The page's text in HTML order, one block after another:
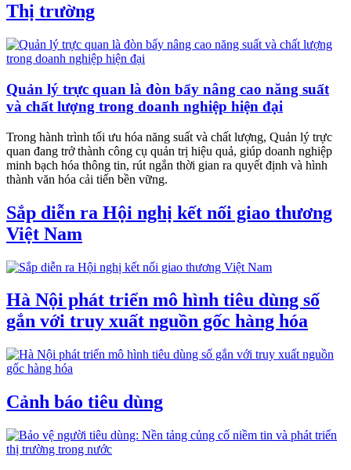
Thị trường
Quản lý trực quan là đòn bẩy nâng cao năng suất
và chất lượng trong doanh nghiệp hiện đại
Trong hành trình tối ưu hóa năng suất và chất lượng, Quản lý trực
quan đang trở thành công cụ quản trị hiệu quả, giúp doanh nghiệp
minh bạch hóa thông tin, rút ngắn thời gian ra quyết định và hình
thành văn hóa cải tiến bền vững.
Sắp diễn ra Hội nghị kết nối giao thương
Việt Nam
Hà Nội phát triển mô hình tiêu dùng số
gắn với truy xuất nguồn gốc hàng hóa
Cảnh báo tiêu dùng